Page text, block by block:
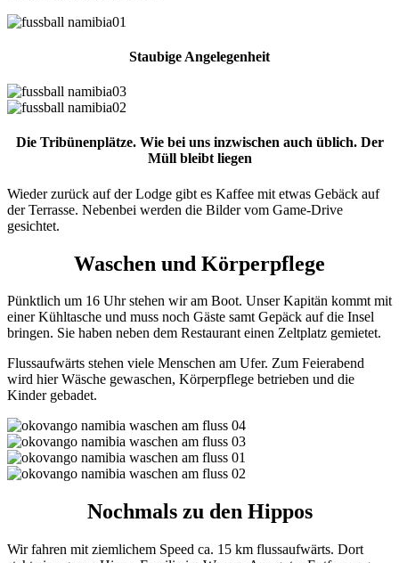
Staubige Angelegenheit
Die Tribünenplätze. Wie bei uns inzwischen auch üblich. Der
Müll bleibt liegen
Wieder zurück auf der Lodge gibt es Kaffee mit etwas Gebäck auf
der Terrasse. Nebenbei werden die Bilder vom Game-Drive
gesichtet.
Waschen und Körperpflege
Pünktlich um 16 Uhr stehen wir am Boot. Unser Kapitän kommt mit
einer Kühltasche und muss noch Gäste samt Gepäck auf die Insel
bringen. Sie haben neben dem Restaurant einen Zeltplatz gemietet.
Flussaufwärts stehen viele Menschen am Ufer. Zum Feierabend
wird hier Wäsche gewaschen, Körperpflege betrieben und die
Kinder gebadet.
Nochmals zu den Hippos
Wir fahren mit ziemlichem Speed ca. 15 km flussaufwärts. Dort